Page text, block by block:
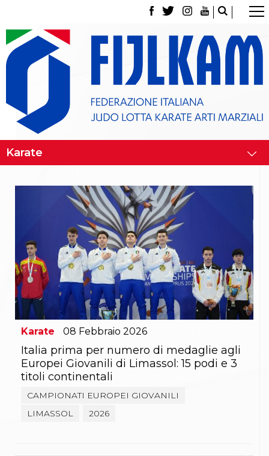
La Federazione
Tesseramento
Contatti
Norme e modulistica Affiliazioni e Tesseramenti
Classifica Società Sportive con più di 100 atleti
tesserati
Giustizia Sportiva
Media
Partners
Trasparenza
Judo
La disciplina
News
Attività Didattica
Gare e Risultati
Albi Federali
Arbitri
Lotta
La disciplina
News
Attività Didattica
Albi Federali
La disciplina
News
Gare e Risultati
Karate 08 Febbraio 2026
Italia prima per numero di medaglie agli
Europei Giovanili di Limassol: 15 podi e 3
titoli continentali
CAMPIONATI EUROPEI GIOVANILI
LIMASSOL
2026